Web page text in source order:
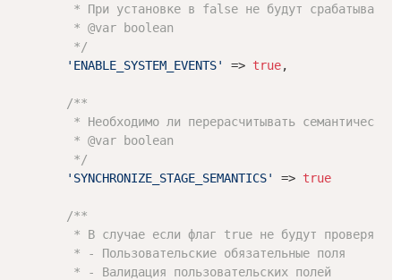
* При установке в false не будут срабатывать
         *
@var boolean
         */
'ENABLE_SYSTEM_EVENTS'
=> true,
/**
* Необходимо ли перерасчитывать семантическую
         *
@var boolean
         */
'SYNCHRONIZE_STAGE_SEMANTICS'
=> true
/**
* В случае если флаг true не будут
         * - Пользовательские обязательные поля
         * - Валидация пользовательских полей